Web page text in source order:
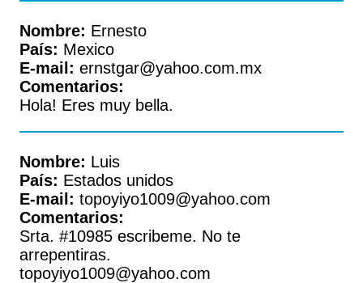
Nombre: Ernesto
País: Mexico
E-mail: ernstgar@yahoo.com.mx
Comentarios:
Hola! Eres muy bella.
Nombre: Luis
País: Estados unidos
E-mail: topoyiyo1009@yahoo.com
Comentarios:
Srta. #10985 escribeme. No te
arrepentiras.
topoyiyo1009@yahoo.com